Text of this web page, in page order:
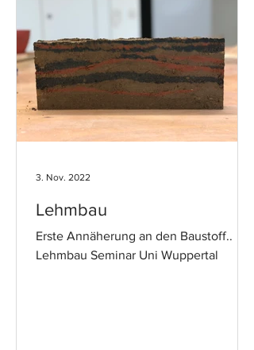
Lehmbau
Erste Annäherung an den Baustoff..
Lehmbau Seminar Uni Wuppertal
3. Nov. 2022